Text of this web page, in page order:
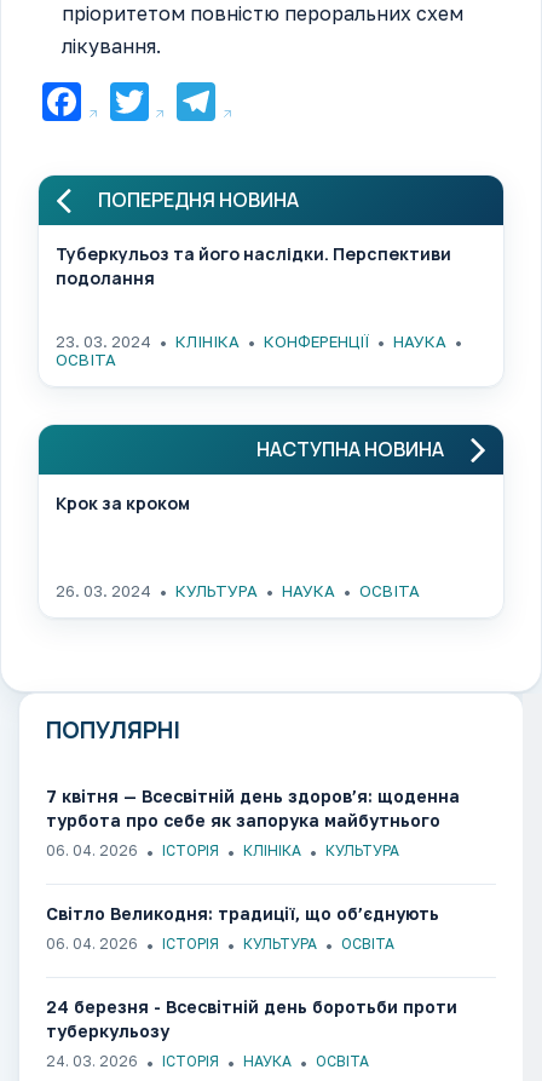
пріоритетом повністю пероральних схем
лікування.
Facebook
TwitterTelegram
ПОПЕРЕДНЯ НОВИНА
Туберкульоз та його наслідки. Перспективи
подолання
23. 03. 2024 КЛІНІКА КОНФЕРЕНЦІЇ
НАУКА
ОСВІТА
НАСТУПНА НОВИНА
Крок за кроком
26. 03. 2024 КУЛЬТУРА НАУКА ОСВІТА
ПОПУЛЯРНІ
7 квітня — Всесвітній день здоров’я: щоденна
турбота про себе як запорука майбутнього
06. 04. 2026 ІСТОРІЯ КЛІНІКА КУЛЬТУРА
Світло Великодня: традиції, що об’єднують
06. 04. 2026 ІСТОРІЯ КУЛЬТУРА ОСВІТА
24 березня - Всесвітній день боротьби проти
туберкульозу
24. 03. 2026 ІСТОРІЯ НАУКА ОСВІТА